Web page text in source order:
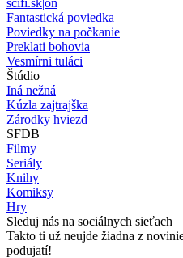
Fantastická poviedka
Poviedky na počkanie
Preklati bohovia
Vesmírni tuláci
Štúdio
Iná nežná
Kúzla zajtrajška
Zárodky hviezd
SFDB
Filmy
Seriály
Knihy
Komiksy
Hry
Sleduj nás na sociálnych sieťach
Takto ti už neujde žiadna z
podujatí!